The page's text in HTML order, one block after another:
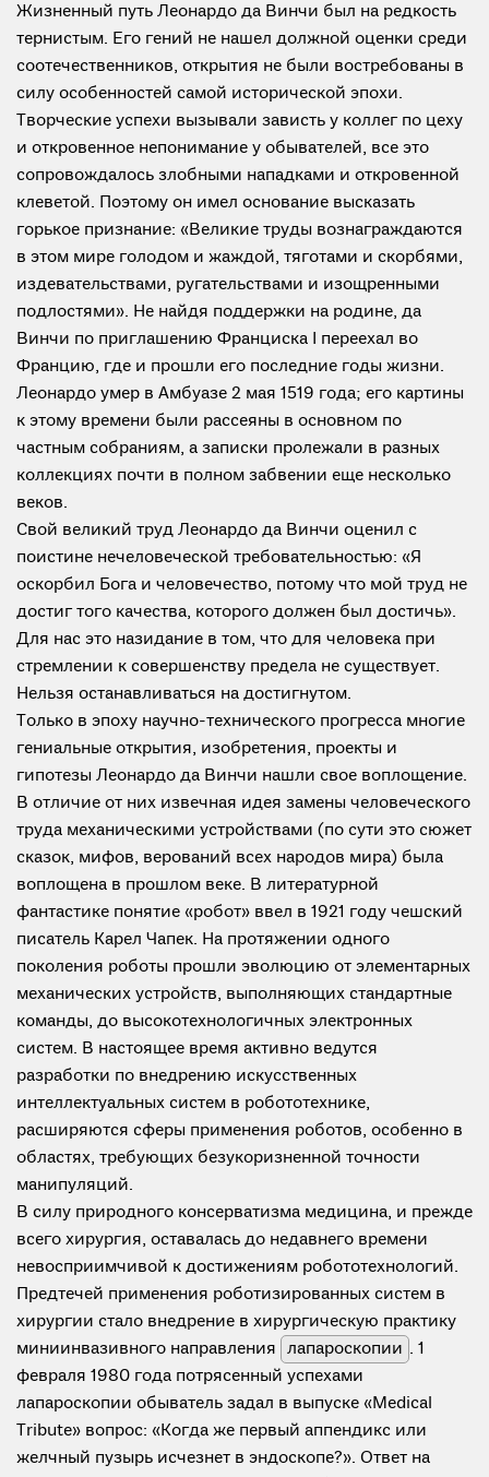
Жизненный путь Леонардо да Винчи был на редкость
тернистым. Его гений не нашел должной оценки среди
соотечественников, открытия не были востребованы в
силу особенностей самой исторической эпохи.
Творческие успехи вызывали зависть у коллег по цеху
и откровенное непонимание у обывателей, все это
сопровождалось злобными нападками и откровенной
клеветой. Поэтому он имел основание высказать
горькое признание: «Великие труды вознаграждаются
в этом мире голодом и жаждой, тяготами и скорбями,
издевательствами, ругательствами и изощренными
подлостями». Не найдя поддержки на родине, да
Винчи по приглашению Франциска I переехал во
Францию, где и прошли его последние годы жизни.
Леонардо умер в Амбуазе 2 мая 1519 года; его картины
к этому времени были рассеяны в основном по
частным собраниям, а записки пролежали в разных
коллекциях почти в полном забвении еще несколько
веков.
Свой великий труд Леонардо да Винчи оценил с
поистине нечеловеческой требовательностью: «Я
оскорбил Бога и человечество, потому что мой труд не
достиг того качества, которого должен был достичь».
Для нас это назидание в том, что для человека при
стремлении к совершенству предела не существует.
Нельзя останавливаться на достигнутом.
Только в эпоху научно-технического прогресса многие
гениальные открытия, изобретения, проекты и
гипотезы Леонардо да Винчи нашли свое воплощение.
В отличие от них извечная идея замены человеческого
труда механическими устройствами (по сути это сюжет
сказок, мифов, верований всех народов мира) была
воплощена в прошлом веке. В литературной
фантастике понятие «робот» ввел в 1921 году чешский
писатель Карел Чапек. На протяжении одного
поколения роботы прошли эволюцию от элементарных
механических устройств, выполняющих стандартные
команды, до высокотехнологичных электронных
систем. В настоящее время активно ведутся
разработки по внедрению искусственных
интеллектуальных систем в робототехнике,
расширяются сферы применения роботов, особенно в
областях, требующих безукоризненной точности
манипуляций.
В силу природного консерватизма медицина, и прежде
всего хирургия, оставалась до недавнего времени
невосприимчивой к достижениям робототехнологий.
Предтечей применения роботизированных систем в
хирургии стало внедрение в хирургическую практику
миниинвазивного направления лапароскопии . 1
февраля 1980 года потрясенный успехами
лапароскопии обыватель задал в выпуске «Medical
Tribute» вопрос: «Когда же первый аппендикс или
желчный пузырь исчезнет в эндоскопе?». Ответ на